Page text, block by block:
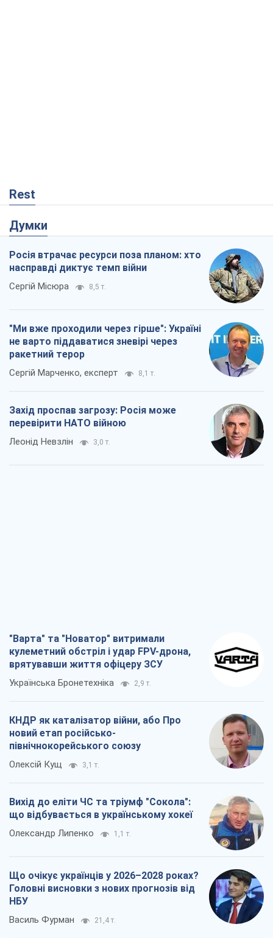
Rest
Думки
Росія втрачає ресурси поза планом: хто
насправді диктує темп війни
Сергій Місюра 8,5 т.
"Ми вже проходили через гірше": Україні
не варто піддаватися зневірі через
ракетний терор
Сергій Марченко, експерт 8,1 т.
Захід проспав загрозу: Росія може
перевірити НАТО війною
Леонід Невзлін 3,0 т.
"Варта" та "Новатор" витримали
кулеметний обстріл і удар FPV-дрона,
врятувавши життя офіцеру ЗСУ
Українська Бронетехніка 2,9 т.
КНДР як каталізатор війни, або Про
новий етап російсько-
північнокорейського союзу
Олексій Кущ 3,1 т.
Вихід до еліти ЧС та тріумф "Сокола":
що відбувається в українському хокеї
Олександр Липенко 1,1 т.
Що очікує українців у 2026–2028 роках?
Головні висновки з нових прогнозів від
НБУ
Василь Фурман 21,4 т.